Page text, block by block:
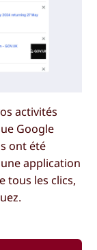
activités
Google
ont été
application
tous les clics,